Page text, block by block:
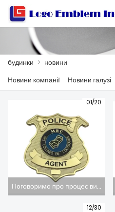
ПРОДУКТИ
МАЙСТЕРНЯ
ПРО НАС
ЗВЯЖІТЬСЯ З НАМИ
العربية
будинки > новини
Новини компанії
Новини галузі
01/20
Поговоримо про процес виготовлення бронзової медалі (фото)
12/30